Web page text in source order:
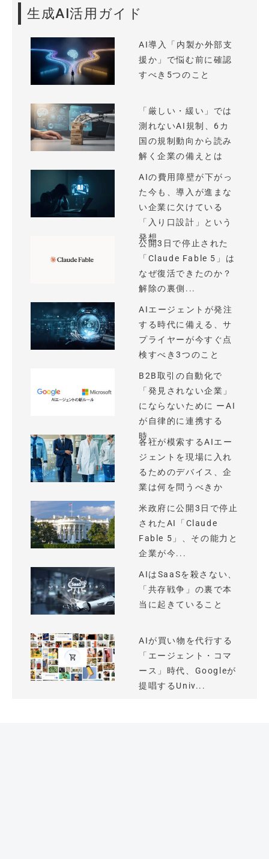
生成AI活用ガイド
AI導入「内製か外部支
援か」で悩む前に確認
すべき5つのこと
「厳しい・緩い」では
測れないAI規制、6カ
国の規制動向から読み
解く企業の備えとは
AIの費用障壁が下がっ
た今も、導入が進まな
い企業に欠けている
「入り口設計」という
発想
公開3日で停止された
「Claude Fable 5」は
なぜ復活できたのか？
解除の裏側...
AIエージェントが発注
する時代に備える、サ
プライヤーが今すぐ点
検すべき3つのこと
B2B取引の自動化で
「発見されない企業」
にならないために ーAI
が自律的に連携する
時...
各社が模索するAIエー
ジェントを現場に入れ
るためのデバイス、企
業は何を問うべきか
米政府に公開3日で停止
されたAI「Claude
Fable 5」、その能力と
企業が今...
AIはSaaSを殺さない、
「共存戦争」の裏で本
当に起きていること
AIが買い物を代行する
「エージェント・コマ
ース」時代、Googleが
提唱するUniv...